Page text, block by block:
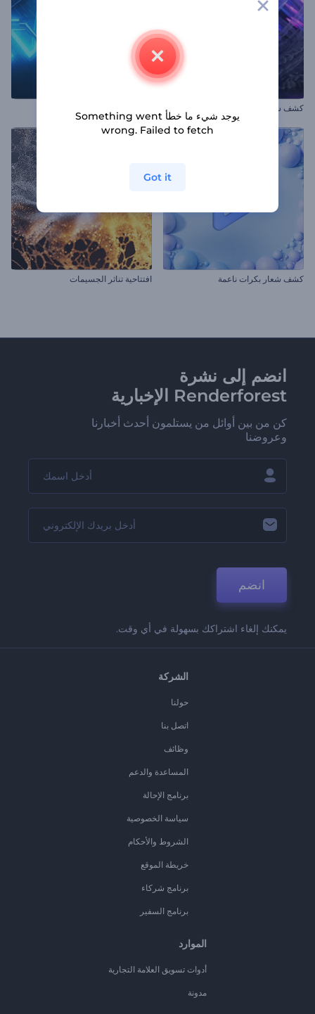
كشف شعار بالأثار البركانية
كشف شعار بكرات ناعمة افتتاحية تناثر الجسيمات
انضم إلى نشرة
Renderforest الإخبارية
كن من بين أوائل من يستلمون أحدث أخبارنا
وعروضنا
انضم
يمكنك إلغاء اشتراكك بسهولة في أي وقت.
الشركة
حولنا
اتصل بنا
وظائف
المساعدة والدعم
برنامج الإحالة
سياسة الخصوصية
الشروط والأحكام
خريطة الموقع
برنامج شركاء
برنامج السفير
الموارد
أدوات تسويق العلامة التجارية
مدونة
يوجد شيء ما خطأ Something went
wrong. Failed to fetch
Got it